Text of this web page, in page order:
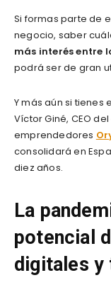
Si formas parte de
negocio, saber
más interés entre
podrá ser de gran
Y más aún si tienes
Víctor Giné, CEO
emprendedores
consolidará en
diez años.
La
potencial
digitales